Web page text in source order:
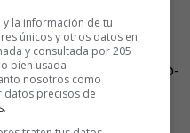
«What’s Mine Is Yours:
apuesta a que “co-
y otras palabras
serán próximamente
la información de tu
únicos y otros datos en
y consultada por 205
bien usada
nosotros como
datos precisos de
.